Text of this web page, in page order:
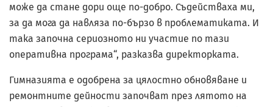
може да стане дори още по-добро. Съдействаха ми,
за да мога да навляза по-бързо в проблематиката. И
така започна сериозното ни участие по тази
оперативна прог­рама“, разказва директорката.
Гимназията е одобрена за цялостно обновяване и
ремонтните дейности започват през лятото на